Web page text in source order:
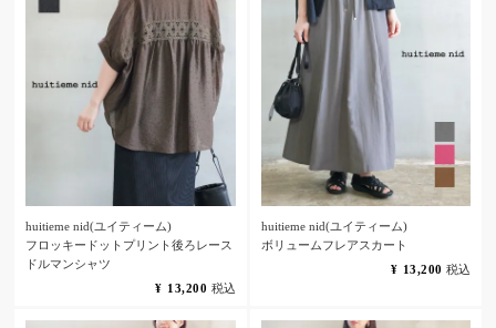
huitieme nid(ユイティーム)
フロッキードットプリント後ろレース
ドルマンシャツ
¥ 13,200 税込
huitieme nid(ユイティーム)
ボリュームフレアスカート
¥ 13,200 税込